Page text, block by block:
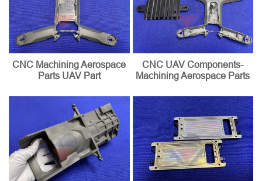
CNC Machining Aerospace
Parts UAV Part
CNC UAV Components-
Machining Aerospace Parts